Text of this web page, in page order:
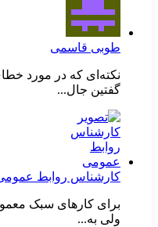
طوبی قاسمی
نکته‌ای که در مورد
گفتین جال...
کارشناس روابط
ولی به...